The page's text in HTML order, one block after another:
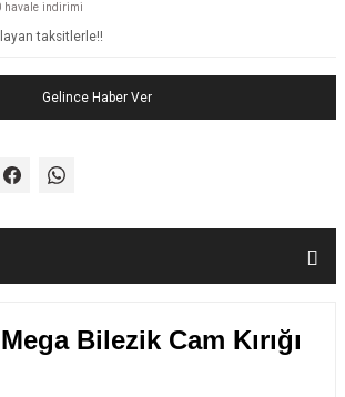
havale indirimi
taksitlerle!!
Gelince Haber Ver
Bilezik Cam Kırığı